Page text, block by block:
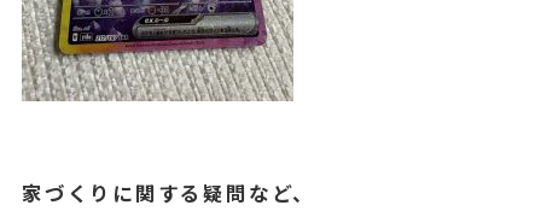
家づくりに関する疑問など、